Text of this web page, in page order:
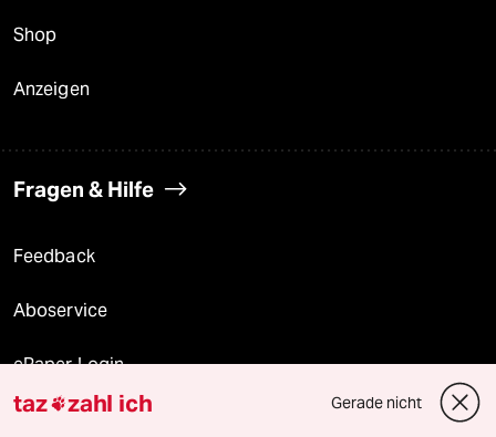
Shop
Anzeigen
Fragen & Hilfe
Feedback
Aboservice
ePaper Login
Downloads für Abonnierende
taz zahl ich Gerade nicht